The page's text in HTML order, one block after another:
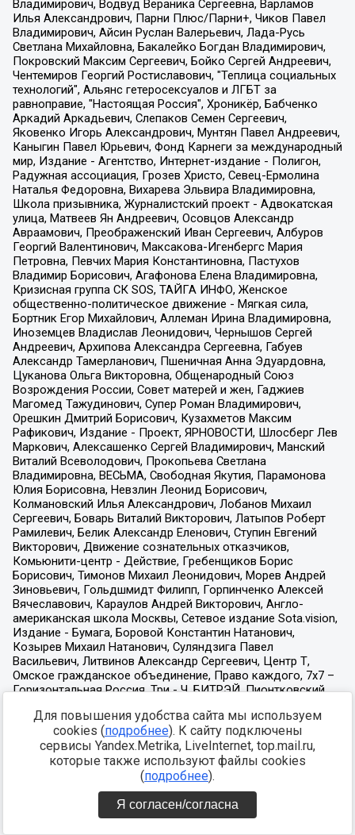
Для повышения удобства сайта мы используем
cookies (подробнее). К сайту подключены
сервисы Yandex.Metrika, LiveInternet, top.mail.ru,
которые также используют файлы cookies
(подробнее).
Я согласен/согласна